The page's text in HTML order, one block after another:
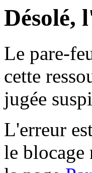
Désolé,
Le pare-
cette
jugée
L'erreur
le blocage